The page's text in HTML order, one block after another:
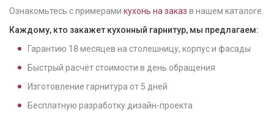
Ознакомьтесь с примерами кухонь на заказ в нашем каталоге.
Каждому, кто закажет кухонный гарнитур, мы предлагаем:
Гарантию 18 месяцев на столешницу, корпус и фасады
Быстрый расчёт стоимости в день обращения
Изготовление гарнитура от 5 дней
Бесплатную разработку дизайн-проекта